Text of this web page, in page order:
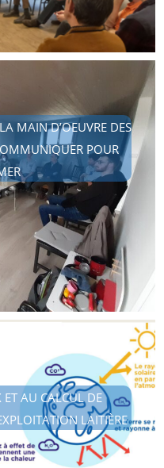
MAIN D’OEUVRE DES
POUR
AU CALCUL DE
LAITIÈRE